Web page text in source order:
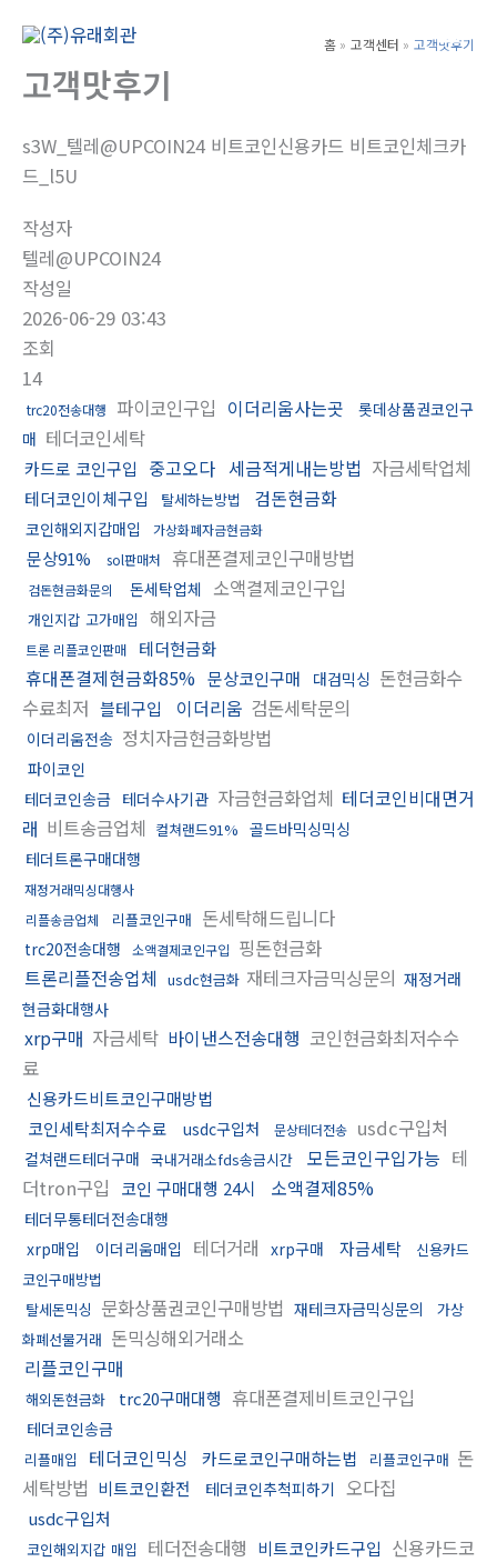
Main
홈 고객센터 고객맛후기
고객맛후기
s3W_텔레@UPCOIN24 비트코인신용카드 비트코인체크카
드_l5U
작성자
텔레@UPCOIN24
작성일
2026-06-29 03:43
조회
14
trc20전송대행 파이코인구입 이더리움사는곳
롯데상품권코인구
매 테더코인세탁
카드로 코인구입 중고오다 세금적게내는방법 자금세탁업체
테더코인이체구입 탈세하는방법 검돈현금화
코인해외지갑매입 가상화폐자금현금화
문상91% sol판매처 휴대폰결제코인구매방법
검돈현금화문의 돈세탁업체 소액결제코인구입
개인지갑 고가매입 해외자금
트론 리플코인판매 테더현금화
휴대폰결제현금화85% 문상코인구매 대검믹싱 돈현금화수
수료최저 블테구입 이더리움 검돈세탁문의
이더리움전송 정치자금현금화방법
파이코인
테더코인송금 테더수사기관 자금현금화업체 테더코인비대면거
래 비트송금업체 컬쳐랜드91% 골드바믹싱믹싱
테더트론구매대행
재정거래믹싱대행사
리플송금업체
리플코인구매 돈세탁해드립니다
trc20전송대행 소액결제코인구입 핑돈현금화
트론리플전송업체 usdc현금화 재테크자금믹싱문의 재정거래
현금화대행사
xrp구매 자금세탁 바이낸스전송대행 코인현금화최저수수
료
신용카드비트코인구매방법
코인세탁최저수수료
usdc구입처 문상테더전송 usdc구입처
컬쳐랜드테더구매 국내거래소fds송금시간 모든코인구입가능 테
더tron구입
코인 구매대행 24시 소액결제85%
테더무통테더전송대행
xrp매입
이더리움매입 테더거래 xrp구매 자금세탁
신용카드
코인구매방법
탈세돈믹싱 문화상품권코인구매방법 재테크자금믹싱문의
가상
화폐선물거래 돈믹싱해외거래소
리플코인구매
해외돈현금화 trc20구매대행 휴대폰결제비트코인구입
테더코인송금
리플매입 테더코인믹싱 카드로코인구매하는법 리플코인구매 돈
세탁방법 비트코인환전 테더코인추척피하기 오다집
usdc구입처
코인해외지갑 매입 테더전송대행 비트코인카드구입 신용카드코